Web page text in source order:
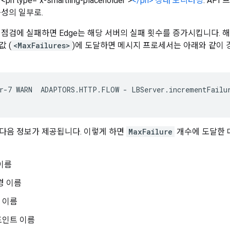
의 일부로.
검에 실패하면 Edge는 해당 서버의 실패 횟수를 증가시킵니다.
( <MaxFailures> )에 도달하면 메시지 프로세서는 아래와 같이
7 WARN  ADAPTORS.HTTP.FLOW -
음 정보가 제공됩니다. 이렇게 하면 MaxFailure 개수에 도달한
름
이름
름
트 이름